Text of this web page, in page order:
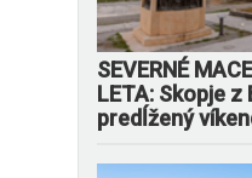
SEVERNÉ
LETA: Skopje
predĺžený